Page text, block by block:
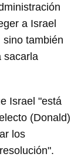
a Israel
también
sacarla
Israel "está
(Donald)
los